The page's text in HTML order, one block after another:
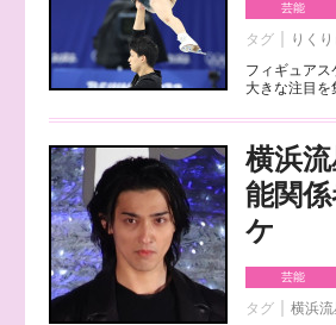
芸能
タグ りくり
フィギュアス
大きな注目
横浜
能関
ケ
芸能
タグ 横浜流